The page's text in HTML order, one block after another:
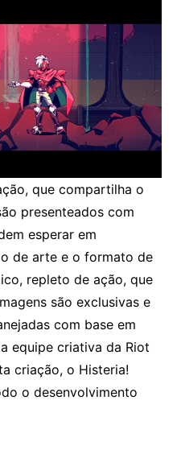
que compartilha o
presenteados com
esperar em
de arte e o formato de
repleto de ação, que
são exclusivas e
com base em
equipe criativa da Riot
criação, o Histeria!
o desenvolvimento